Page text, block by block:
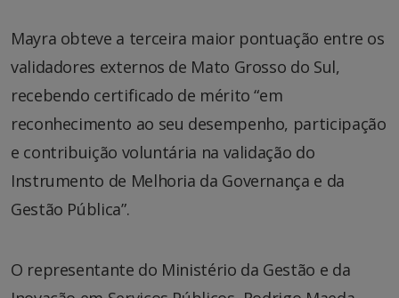
Mayra obteve a terceira maior pontuação entre os
validadores externos de Mato Grosso do Sul,
recebendo certificado de mérito “em
reconhecimento ao seu desempenho, participação
e contribuição voluntária na validação do
Instrumento de Melhoria da Governança e da
Gestão Pública”.
O representante do Ministério da Gestão e da